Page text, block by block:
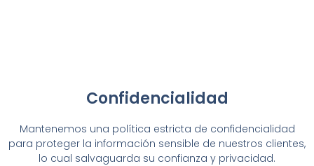
Confidencialidad
Mantenemos una política estricta de confidencialidad
para proteger la información sensible de nuestros clientes,
lo cual salvaguarda su confianza y privacidad.